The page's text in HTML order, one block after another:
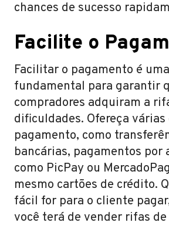
chances de sucesso
Facilite o
Facilitar o pagamento é
fundamental para garantir
compradores adquiram a
dificuldades. Ofereça várias
pagamento, como
bancárias, pagamentos por
como PicPay ou
mesmo cartões de crédito.
fácil for para o cliente
você terá de vender rifas